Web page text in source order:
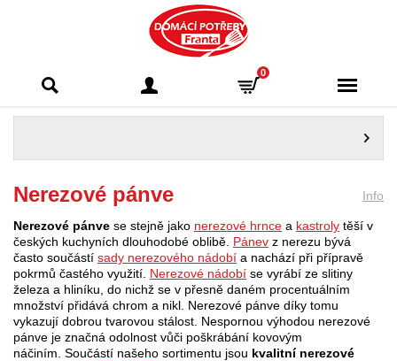
Franta - Příbram
0
Nerezové pánve Info
Nerezové pánve se stejně jako nerezové hrnce a kastroly těší v
českých kuchyních dlouhodobé oblibě. Pánev z nerezu bývá
často součástí sady nerezového nádobí a nachází při přípravě
pokrmů častého využití. Nerezové nádobí se vyrábí ze slitiny
železa a hliníku, do nichž se v přesně daném procentuálním
množství přidává chrom a nikl. Nerezové pánve díky tomu
vykazují dobrou tvarovou stálost. Nespornou výhodou nerezové
pánve je značná odolnost vůči poškrábání kovovým
náčiním. Součástí našeho sortimentu jsou kvalitní nerezové